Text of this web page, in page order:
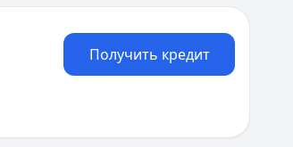
Получить кредит